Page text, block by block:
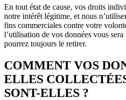
En tout état de cause, vos droits
notre intérêt légitime, et nous
fins commerciales contre votre
l’utilisation de vos données vous
pourrez toujours le retirer.
COMMENT VOS
ELLES
SONT-ELLES ?